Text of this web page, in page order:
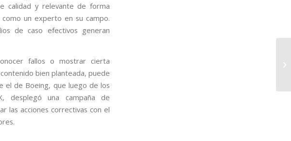
calidad y relevante de forma
un experto en su campo.
de caso efectivos generan
fallos o mostrar cierta
bien planteada, puede
el de Boeing, que luego de los
desplegó una campaña de
las acciones correctivas con el